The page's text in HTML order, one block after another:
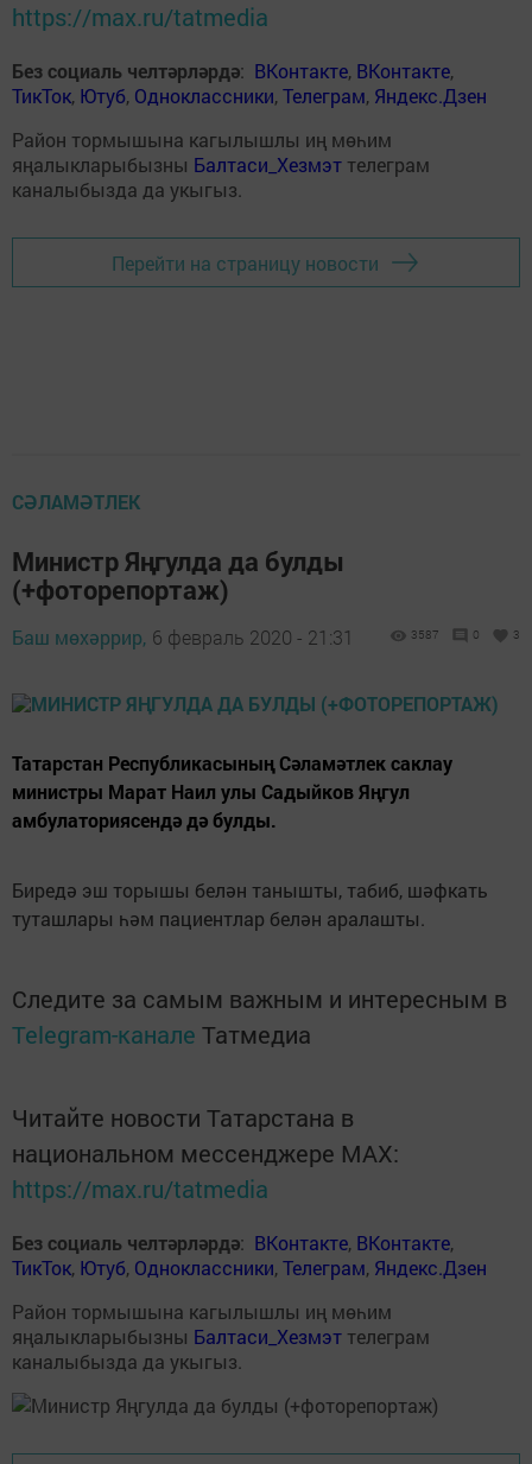
https://max.ru/tatmedia
Без социаль челтәрләрдә: ВКонтакте, ВКонтакте,
ТикТок, Ютуб, Одноклассники,Телеграм, Яндекс.Дзен
Район тормышына кагылышлы иң мөһим
яңалыкларыбызны Балтаси_Хезмэт телеграм
каналыбызда да укыгыз.
Перейти на страницу новости
СӘЛАМӘТЛЕК
Министр Яңгулда да булды
(+фоторепортаж)
Баш мөхәррир, 6 февраль 2020 - 21:31 3587 0 3
Татарстан Республикасының Сәламәтлек саклау
министры Марат Наил улы Садыйков Яңгул
амбулаториясендә дә булды.
Биредә эш торышы белән танышты, табиб, шәфкать
туташлары һәм пациентлар белән аралашты.
Следите за самым важным и интересным в
Telegram-канале Татмедиа
Читайте новости Татарстана в
национальном мессенджере MАХ:
https://max.ru/tatmedia
Без социаль челтәрләрдә: ВКонтакте, ВКонтакте,
ТикТок, Ютуб, Одноклассники,Телеграм, Яндекс.Дзен
Район тормышына кагылышлы иң мөһим
яңалыкларыбызны Балтаси_Хезмэт телеграм
каналыбызда да укыгыз.